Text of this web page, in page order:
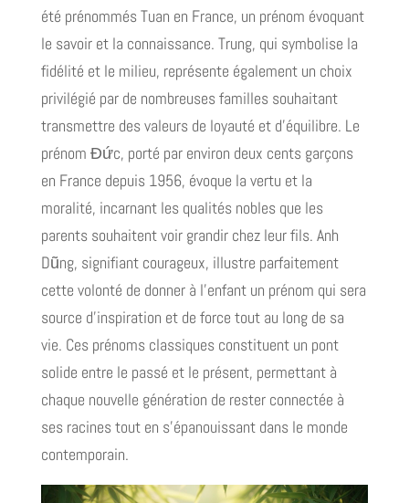
été prénommés Tuan en France, un prénom évoquant
le savoir et la connaissance. Trung, qui symbolise la
fidélité et le milieu, représente également un choix
privilégié par de nombreuses familles souhaitant
transmettre des valeurs de loyauté et d'équilibre. Le
prénom Đức, porté par environ deux cents garçons
en France depuis 1956, évoque la vertu et la
moralité, incarnant les qualités nobles que les
parents souhaitent voir grandir chez leur fils. Anh
Dũng, signifiant courageux, illustre parfaitement
cette volonté de donner à l'enfant un prénom qui sera
source d'inspiration et de force tout au long de sa
vie. Ces prénoms classiques constituent un pont
solide entre le passé et le présent, permettant à
chaque nouvelle génération de rester connectée à
ses racines tout en s'épanouissant dans le monde
contemporain.